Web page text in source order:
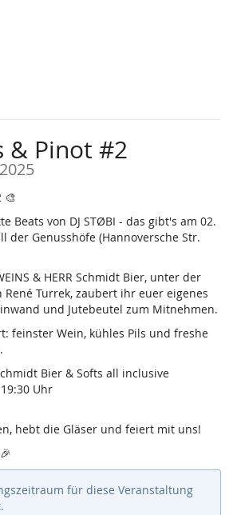
& Pinot #2
🎨
Beats von DJ STØBI - das gibt's am 02.
der Genusshöfe (Hannoversche Str.
& HERR Schmidt Bier, unter der
René Turrek, zaubert ihr euer eigenes
und Jutebeutel zum Mitnehmen.
feinster Wein, kühles Pils und freshe
Bier & Softs all inclusive
Uhr
hebt die Gläser und feiert mit uns!
für diese Veranstaltung